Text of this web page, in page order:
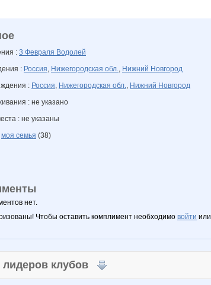
: 3 Февраля Водолей
: Россия, Нижегородская обл., Нижний Новгород
: Россия, Нижегородская обл., Нижний Новгород
: не указано
: не указаны
моя семья (38)
нет.
Чтобы оставить комплимент необходимо войти или
лидеров клубов